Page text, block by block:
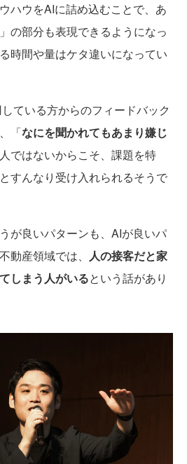
ハウをAIに詰め込むことで、あ
の部分も表現できるようになっ
時間や量はケタ違いになってい
ている方からのフィードバック
「なにを聞かれてもあまり嫌じ
ではないからこそ、課題を特
すんなり受け入れられるそうで
が良いパターンも、AIが良いパ
動産領域では、 人の接客だと家
しまう人がいるという話があり